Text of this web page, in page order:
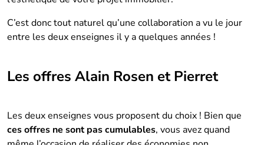
C’est donc tout naturel qu’une collaboration a vu le jour
entre les deux enseignes il y a quelques années !
Les offres Alain Rosen et Pierret
Les deux enseignes vous proposent du choix ! Bien que
ces offres ne sont pas cumulables, vous avez quand